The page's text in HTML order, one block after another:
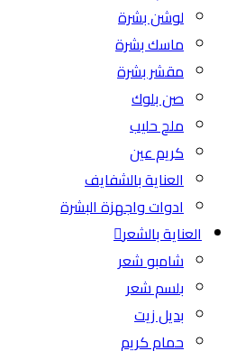
لوشن بشرة
ماسك بشرة
مقشر بشرة
صن بلوك
ملح حليب
كريم عين
العناية بالشفايف
ادوات واجهزة البشرة
العناية بالشعر
شامبو شعر
بلسم شعر
بديل زيت
حمام كريم